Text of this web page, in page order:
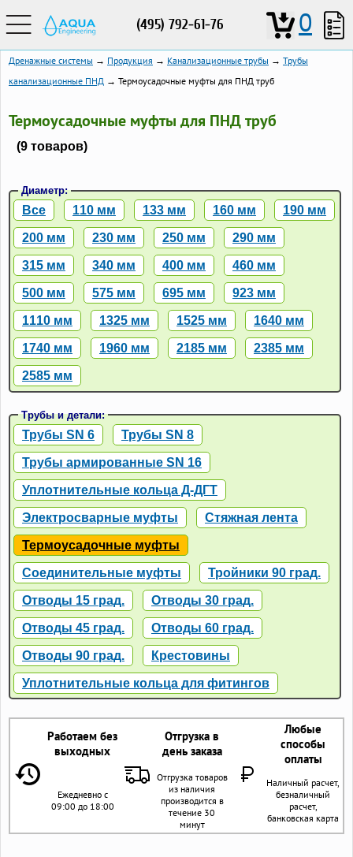
(495) 792-61-76 0
Дренажные системы → Продукция → Канализационные трубы → Трубы
канализационные ПНД → Термоусадочные муфты для ПНД труб
Термоусадочные муфты для ПНД труб
(9 товаров)
Диаметр:
Все 110 мм 133 мм 160 мм 190 мм
200 мм 230 мм 250 мм 290 мм
315 мм 340 мм 400 мм 460 мм
500 мм 575 мм 695 мм 923 мм
1110 мм 1325 мм 1525 мм 1640 мм
1740 мм 1960 мм 2185 мм 2385 мм
2585 мм
Трубы и детали:
Трубы SN 6 Трубы SN 8
Трубы армированные SN 16
Уплотнительные кольца Д-ДГТ
Электросварные муфты Стяжная лента
Термоусадочные муфты
Соединительные муфты Тройники 90 град.
Отводы 15 град. Отводы 30 град.
Отводы 45 град. Отводы 60 град.
Отводы 90 град. Крестовины
Уплотнительные кольца для фитингов
Работаем без
выходных
Отгрузка в
день заказа
Любые
способы
оплаты
Ежедневно с
09:00 до 18:00
Отгрузка товаров
из наличия
производится в
течение 30
минут
Наличный расчет,
безналичный
расчет,
банковская карта